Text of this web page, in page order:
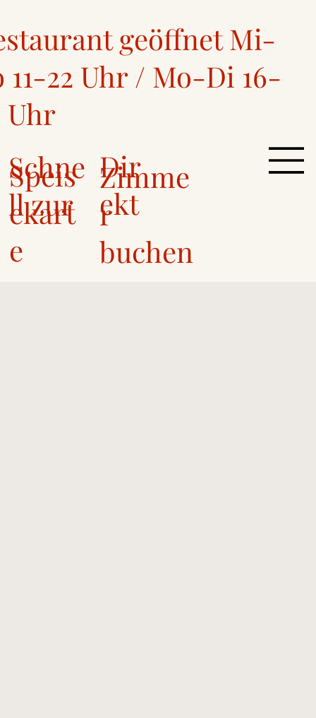
geöffnet Mi-
11-22 Uhr / Mo-Di 16-
Uhr
Schne
ll zur
Speis
ekart
e
Dir
ekt
Zimme
r
buchen